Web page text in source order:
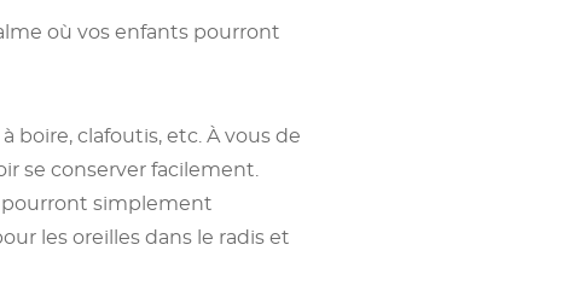
où vos enfants pourront
boire, clafoutis, etc. À vous de
se conserver facilement.
pourront simplement
les oreilles dans le radis et